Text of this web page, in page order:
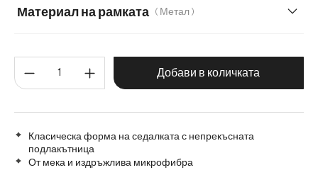
Материал на рамката ( Метал )
Дърво Матирана неръждаема стомана
Количество на продукта:
Добави в количката
Класическа форма на седалката с непрекъсната
подлакътница
От мека и издръжлива микрофибра